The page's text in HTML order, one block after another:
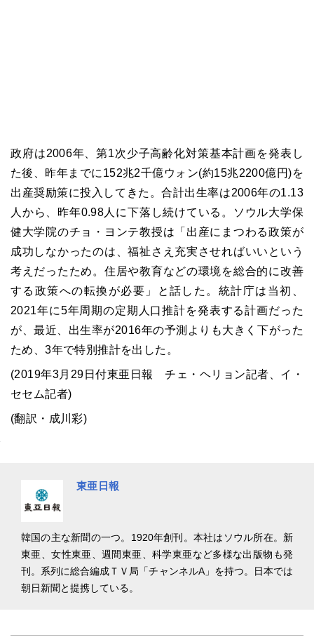
政府は2006年、第1次少子高齢化対策基本計画を発表し
た後、昨年までに152兆2千億ウォン(約15兆2200億円)を
出産奨励策に投入してきた。合計出生率は2006年の1.13
人から、昨年0.98人に下落し続けている。ソウル大学保
健大学院のチョ・ヨンテ教授は「出産にまつわる政策が
成功しなかったのは、福祉さえ充実させればいいという
考えだったため。住居や教育などの環境を総合的に改善
する政策への転換が必要」と話した。統計庁は当初、
2021年に5年周期の定期人口推計を発表する計画だった
が、最近、出生率が2016年の予測よりも大きく下がった
ため、3年で特別推計を出した。
(2019年3月29日付東亜日報 チェ・ヘリョン記者、イ・
セセム記者)
(翻訳・成川彩)
東亜日報
韓国の主な新聞の一つ。1920年創刊。本社はソウル所在。新
東亜、女性東亜、週間東亜、科学東亜など多様な出版物も発
刊。系列に総合編成ＴＶ局「チャンネルA」を持つ。日本では
朝日新聞と提携している。